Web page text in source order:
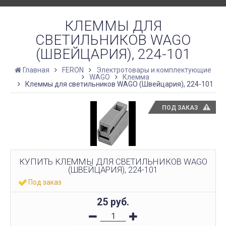
КЛЕММЫ ДЛЯ
СВЕТИЛЬНИКОВ WAGO
(ШВЕЙЦАРИЯ), 224-101
Главная FERON
Электротовары и комплектующие
WAGO
Клемма
Клеммы для светильников WAGO (Швейцария), 224-101
ПОД ЗАКАЗ
КУПИТЬ КЛЕММЫ ДЛЯ СВЕТИЛЬНИКОВ WAGO
(ШВЕЙЦАРИЯ), 224-101
Под заказ
25 руб.